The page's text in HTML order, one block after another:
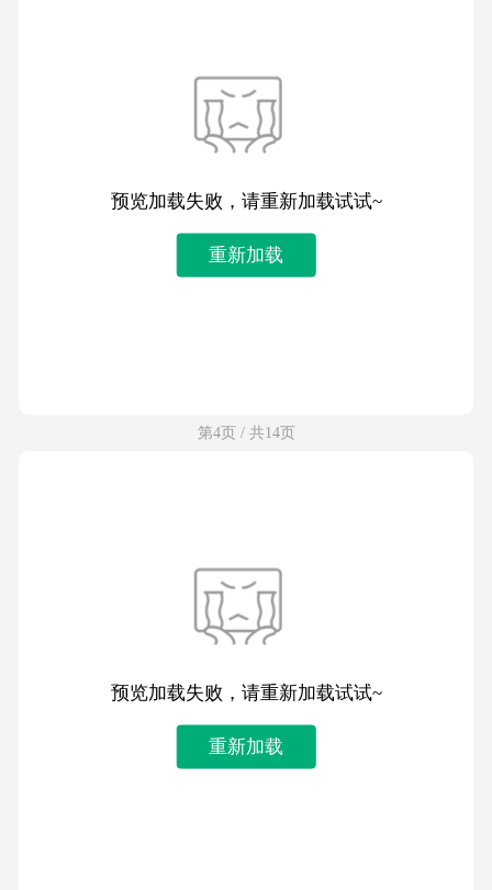
预览加载失败，请重新加载试试~
重新加载
第4页 / 共14页
预览加载失败，请重新加载试试~
重新加载